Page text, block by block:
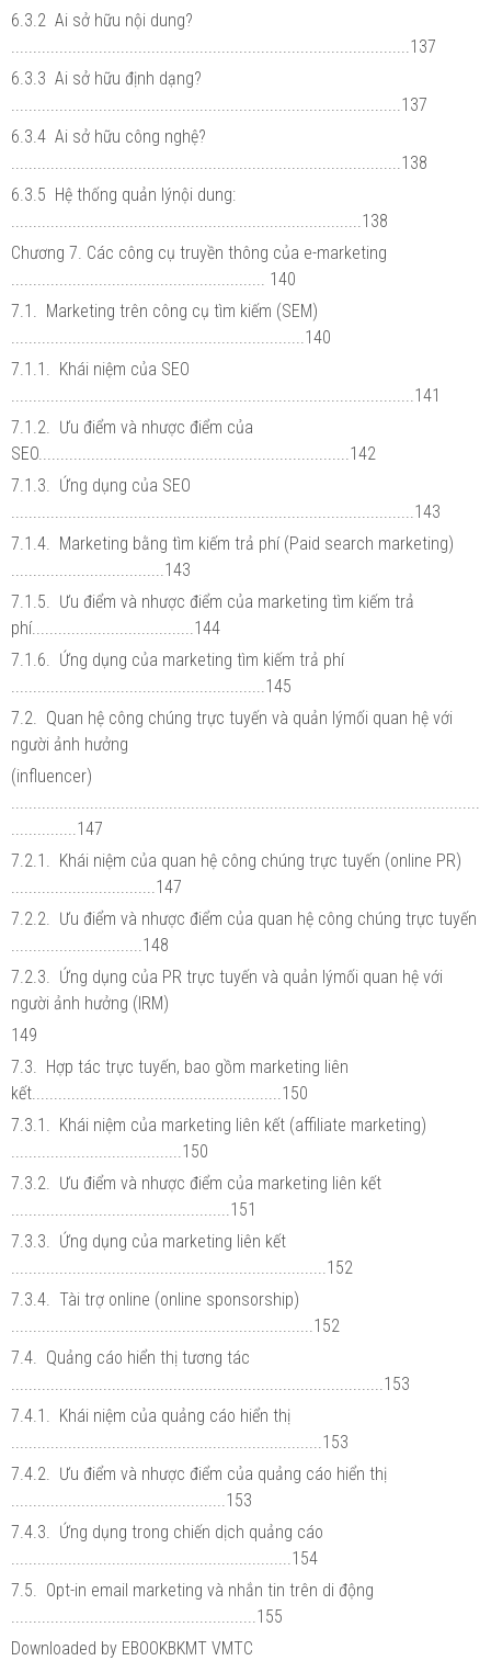
6.3.2 Ai sở hữu nội dung?
...........................................................................................137
6.3.3 Ai sở hữu định dạng?
.........................................................................................137
6.3.4 Ai sở hữu công nghệ?
.........................................................................................138
6.3.5 Hệ thống quản lýnội dung:
................................................................................138
Chương 7. Các công cụ truyền thông của e-marketing
.......................................................... 140
7.1. Marketing trên công cụ tìm kiếm (SEM)
...................................................................140
7.1.1. Khái niệm của SEO
............................................................................................141
7.1.2. Ưu điểm và nhược điểm của
SEO.......................................................................142
7.1.3. Ứng dụng của SEO
............................................................................................143
7.1.4. Marketing bằng tìm kiếm trả phí (Paid search marketing)
...................................143
7.1.5. Ưu điểm và nhược điểm của marketing tìm kiếm trả
phí.....................................144
7.1.6. Ứng dụng của marketing tìm kiếm trả phí
..........................................................145
7.2. Quan hệ công chúng trực tuyến và quản lýmối quan hệ với
người ảnh hưởng
(influencer)
...............147
7.2.1. Khái niệm của quan hệ công chúng trực tuyến (online PR)
.................................147
7.2.2. Ưu điểm và nhược điểm của quan hệ công chúng trực tuyến
..............................148
7.2.3. Ứng dụng của PR trực tuyến và quản lýmối quan hệ với
người ảnh hưởng (IRM)
149
7.3. Hợp tác trực tuyến, bao gồm marketing liên
kết.........................................................150
7.3.1. Khái niệm của marketing liên kết (affiliate marketing)
.......................................150
7.3.2. Ưu điểm và nhược điểm của marketing liên kết
..................................................151
7.3.3. Ứng dụng của marketing liên kết
........................................................................152
7.3.4. Tài trợ online (online sponsorship)
.....................................................................152
7.4. Quảng cáo hiển thị tương tác
.....................................................................................153
7.4.1. Khái niệm của quảng cáo hiển thị
.......................................................................153
7.4.2. Ưu điểm và nhược điểm của quảng cáo hiển thị
.................................................153
7.4.3. Ứng dụng trong chiến dịch quảng cáo
................................................................154
7.5. Opt-in email marketing và nhắn tin trên di động
........................................................155
Downloaded by EBOOKBKMT VMTC